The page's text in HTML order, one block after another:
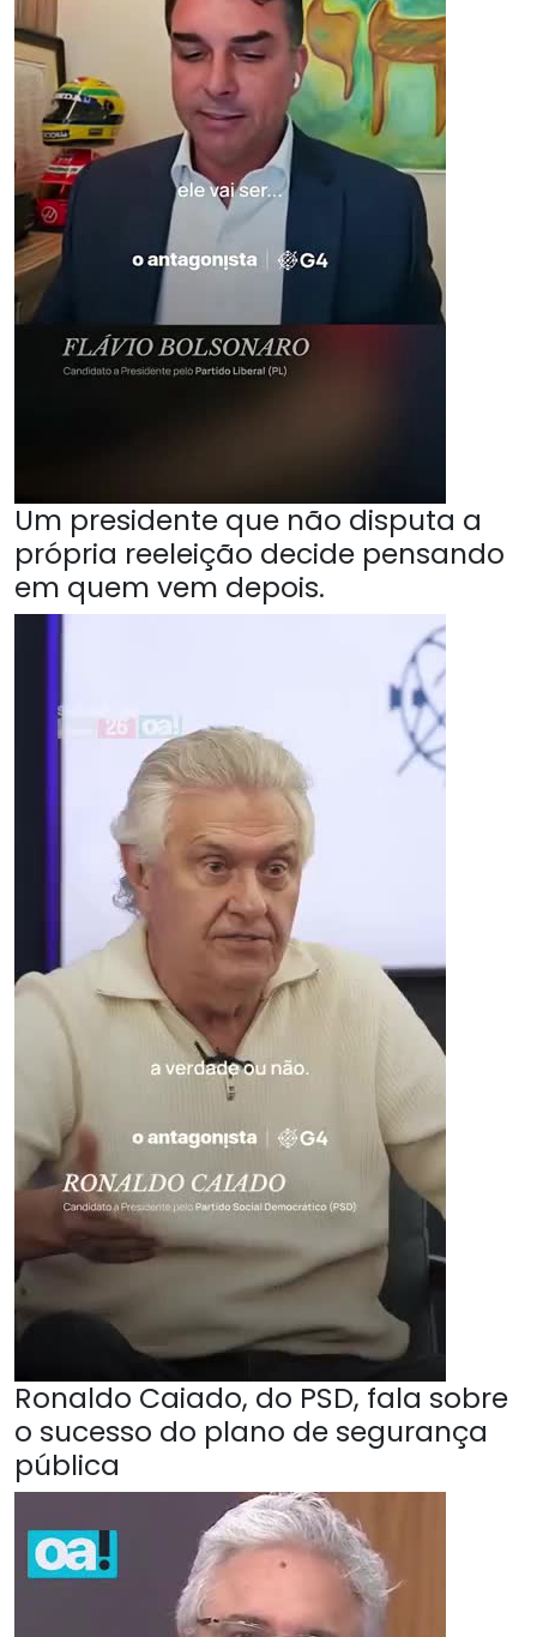
Um presidente que não disputa a
própria reeleição decide pensando
em quem vem depois.
Ronaldo Caiado, do PSD, fala sobre
o sucesso do plano de segurança
pública